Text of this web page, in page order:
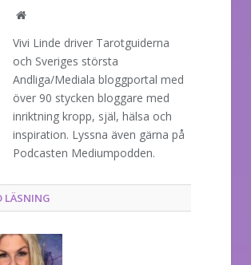
Website
Vivi Linde driver Tarotguiderna
och Sveriges största
Andliga/Mediala bloggportal med
över 90 stycken bloggare med
inriktning kropp, själ, hälsa och
inspiration. Lyssna även gärna på
Podcasten Mediumpodden.
LÄSNING